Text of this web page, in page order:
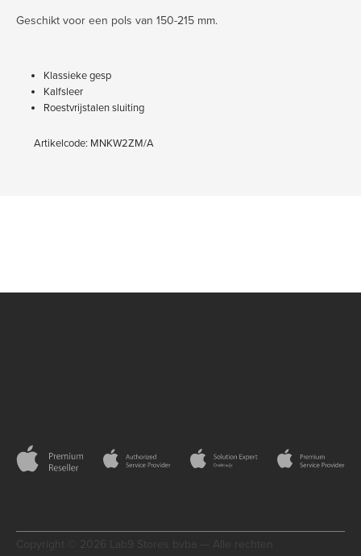
Geschikt voor een pols van 150-215 mm.
Klassieke gesp
Kalfsleer
Roestvrijstalen sluiting
Artikelcode: MNKW2ZM/A
Copyright © 2026 Lab9 Stores bvba — Alle rechten